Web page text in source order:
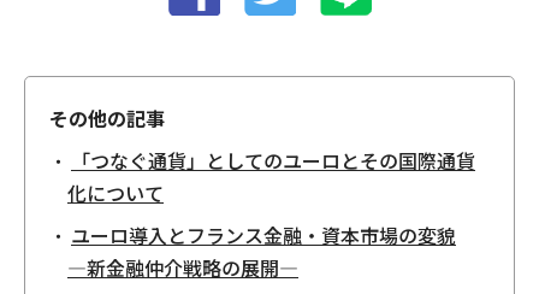
その他の記事
「つなぐ通貨」としてのユーロとその国際通貨
化について
ユーロ導入とフランス金融・資本市場の変貌
―新金融仲介戦略の展開―